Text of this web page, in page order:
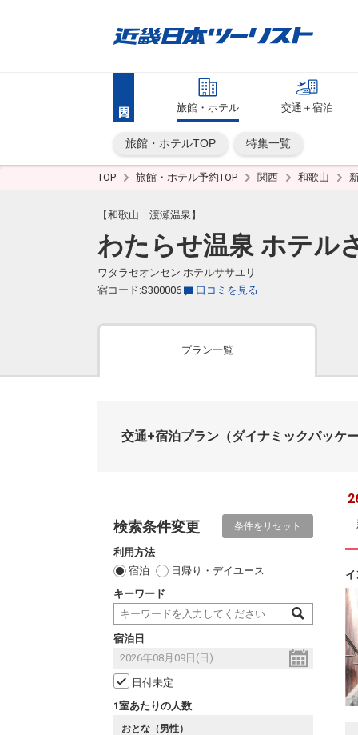
旅館・ホテル 交通＋宿泊
旅館・ホテルTOP 特集一覧
TOP 旅館・ホテル予約TOP 関西 和歌山
【和歌山 渡瀬温泉】
わたらせ温泉 ホテル
ワタラセオンセン ホテルササユリ
宿コード:S300006
口コミを見る
プラン一覧
交通+宿泊プラン （ダイナミックパッケ
検索条件変更 条件をリセット
利用方法
宿泊
日帰り・デイユース
キーワード
宿泊日
日付未定
1室あたりの人数
おとな（男性）